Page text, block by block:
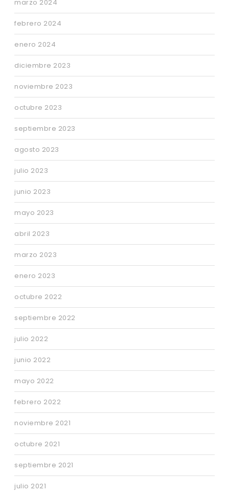
marzo 2024
febrero 2024
enero 2024
diciembre 2023
noviembre 2023
octubre 2023
septiembre 2023
agosto 2023
julio 2023
junio 2023
mayo 2023
abril 2023
marzo 2023
enero 2023
octubre 2022
septiembre 2022
julio 2022
junio 2022
mayo 2022
febrero 2022
noviembre 2021
octubre 2021
septiembre 2021
julio 2021